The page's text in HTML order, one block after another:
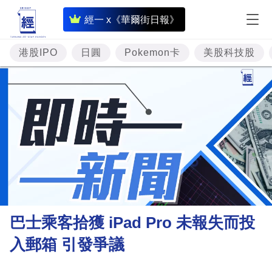
經一 x《華爾街日報》
即
時
財
經
專
題
投
資
樓
市
財
商
港股IPO 日圓 Pokemon卡 美股科技股
巴士乘客拾獲 iPad Pro 未報失而投
入郵箱 引發爭議